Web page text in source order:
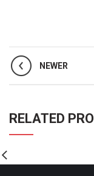
NEWER
RELATED